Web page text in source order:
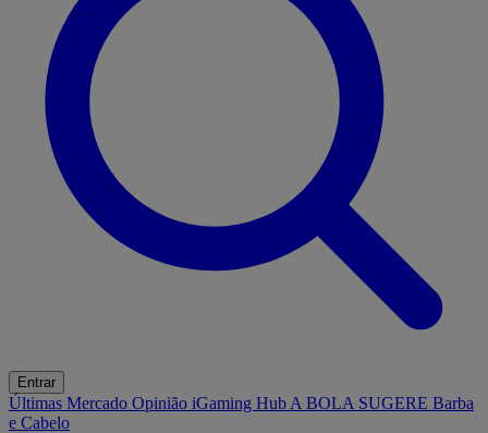
Entrar
Últimas Mercado Opinião iGaming Hub A BOLA SUGERE Barba
e Cabelo